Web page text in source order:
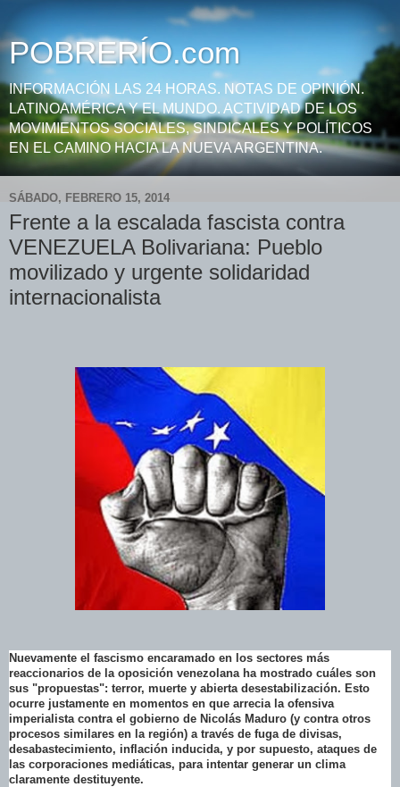
POBRERÍO.com
INFORMACIÓN LAS 24 HORAS. NOTAS DE OPINIÓN.
LATINOAMÉRICA Y EL MUNDO. ACTIVIDAD DE LOS
MOVIMIENTOS SOCIALES, SINDICALES Y POLÍTICOS
EN EL CAMINO HACIA LA NUEVA ARGENTINA.
SÁBADO, FEBRERO 15, 2014
Frente a la escalada fascista contra
VENEZUELA Bolivariana: Pueblo
movilizado y urgente solidaridad
internacionalista
Nuevamente el fascismo encaramado en los sectores más
reaccionarios de la oposición venezolana ha mostrado cuáles son
sus "propuestas": terror, muerte y abierta desestabilización. Esto
ocurre justamente en momentos en que arrecia la ofensiva
imperialista contra el gobierno de Nicolás Maduro (y contra otros
procesos similares en la región) a través de fuga de divisas,
desabastecimiento, inflación inducida, y por supuesto, ataques de
las corporaciones mediáticas, para intentar generar un clima
claramente destituyente.